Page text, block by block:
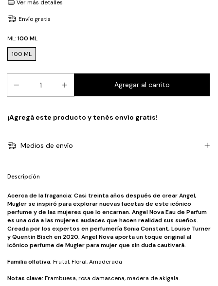
Ver más detalles
Envío gratis
ML:100 ML
100 ML
¡Agregá este producto y tenés envío gratis!
Medios de envío
Descripción
Acerca de la fragancia: Casi treinta años después de crear Angel,
Mugler se inspiró para explorar nuevas facetas de este icónico
perfume y de las mujeres que lo encarnan. Angel Nova Eau de Parfum
es una oda a las mujeres audaces que hacen realidad sus sueños.
Creada por los expertos en perfumería Sonia Constant, Louise Turner
y Quentin Bisch en 2020, Angel Nova aporta un toque original al
icónico perfume de Muglerpara mujer que sin duda cautivará.
Familia olfativa: Frutal, Floral, Amaderada
Notas clave: Frambuesa, rosa damascena, madera de akigala.